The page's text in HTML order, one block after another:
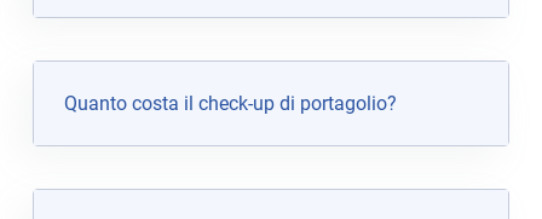
Quanto costa il check-up di portagolio?